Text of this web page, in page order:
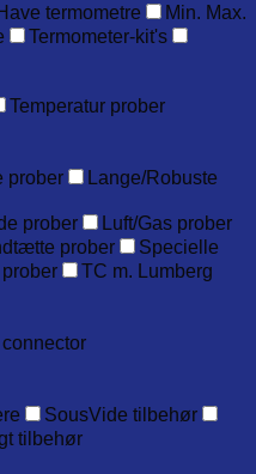
Have termometre
Min. Max.
Termometer-kit's
Temperatur prober
prober
Lange/Robuste
prober
Luft/Gas prober
prober
Specielle
TC m. Lumberg
SousVide tilbehør
tilbehør